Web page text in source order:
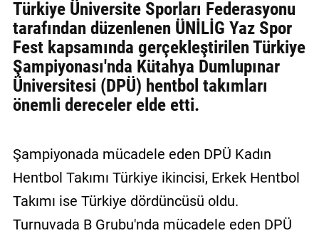
BİZE
ULAŞIN
Künye
İletişim
Türkiye Üniversite Sporları Federasyonu
tarafından düzenlenen ÜNİLİG Yaz Spor
Fest kapsamında gerçekleştirilen Türkiye
Şampiyonası'nda Kütahya Dumlupınar
Üniversitesi (DPÜ) hentbol takımları
önemli dereceler elde etti.
Şampiyonada mücadele eden DPÜ Kadın
Hentbol Takımı Türkiye ikincisi, Erkek Hentbol
Takımı ise Türkiye dördüncüsü oldu.
Turnuvada B Grubu'nda mücadele eden DPÜ